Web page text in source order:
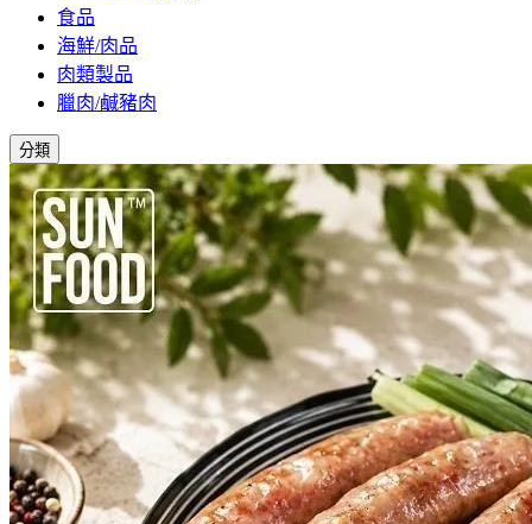
食品
海鮮/肉品
肉類製品
臘肉/鹹豬肉
分類